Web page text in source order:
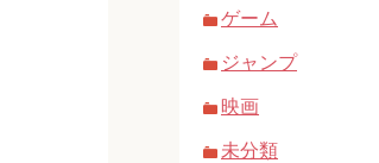
ゲーム
ジャンプ
映画
未分類